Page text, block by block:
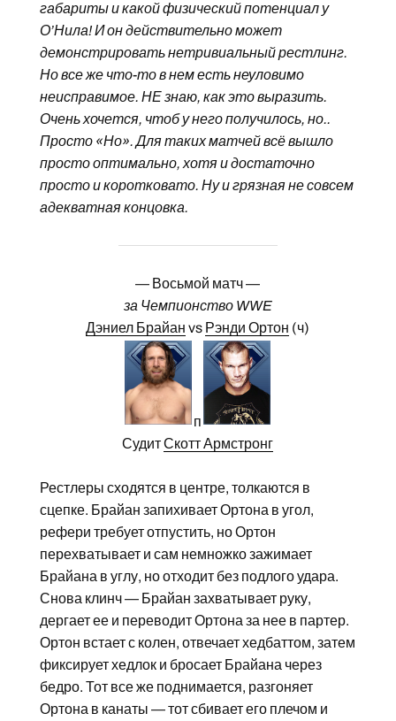
габариты и какой физический потенциал у
О’Нила! И он действительно может
демонстрировать нетривиальный рестлинг.
Но все же что-то в нем есть неуловимо
неисправимое. НЕ знаю, как это выразить.
Очень хочется, чтоб у него получилось, но..
Просто «Но». Для таких матчей всё вышло
просто оптимально, хотя и достаточно
просто и коротковато. Ну и грязная не совсем
адекватная концовка.
— Восьмой матч —
за Чемпионство WWE
Дэниел Брайан vs Рэнди Ортон (ч)
п
СудитСкотт Армстронг
Рестлеры сходятся в центре, толкаются в
сцепке. Брайан запихивает Ортона в угол,
рефери требует отпустить, но Ортон
перехватывает и сам немножко зажимает
Брайана в углу, но отходит без подлого удара.
Снова клинч — Брайан захватывает руку,
дергает ее и переводит Ортона за нее в партер.
Ортон встает с колен, отвечает хедбаттом, затем
фиксирует хедлок и бросает Брайана через
бедро. Тот все же поднимается, разгоняет
Ортона в канаты — тот сбивает его плечом и